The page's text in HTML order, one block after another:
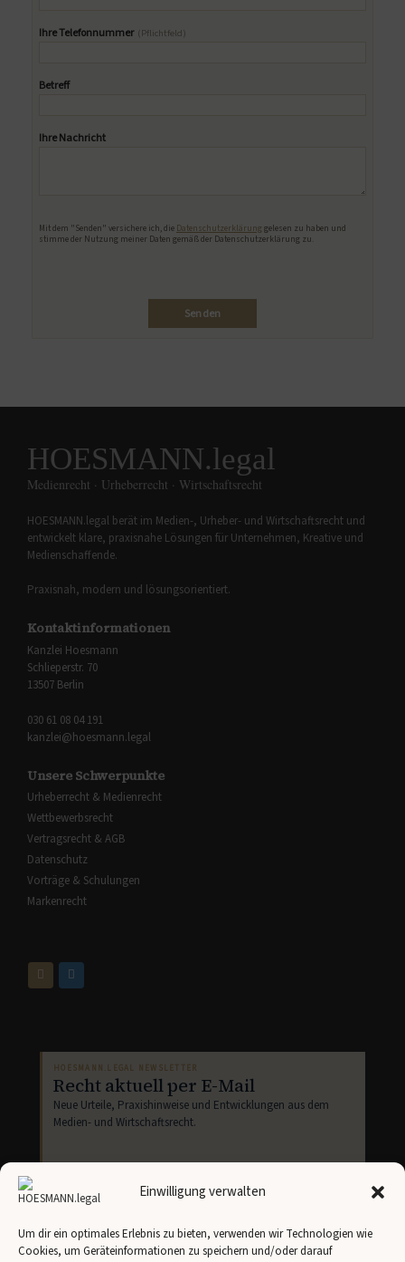
Einwilligung verwalten
Um dir ein optimales Erlebnis zu bieten, verwenden wir Technologien wie
Cookies, um Geräteinformationen zu speichern und/oder darauf
Ihre Telefonnummer (Pflichtfeld)
Betreff
Ihre Nachricht
Mit dem "Senden" versichere ich, die Datenschutzerklärung gelesen zu haben und
stimme der Nutzung meiner Daten gemäß der Datenschutzerklärung zu.
HOESMANN.legal
Medienrecht · Urheberrecht · Wirtschaftsrecht
HOESMANN.legal berät im Medien-, Urheber- und Wirtschaftsrecht und
entwickelt klare, praxisnahe Lösungen für Unternehmen, Kreative und
Medienschaffende.
Praxisnah, modern und lösungsorientiert.
Kontaktinformationen
Kanzlei Hoesmann
Schlieperstr. 70
13507 Berlin
030 61 08 04 191
kanzlei@hoesmann.legal
Unsere Schwerpunkte
Urheberrecht & Medienrecht
Wettbewerbsrecht
Vertragsrecht & AGB
Datenschutz
Vorträge & Schulungen
Markenrecht
HOESMANN.LEGAL NEWSLETTER
Recht aktuell per E-Mail
Neue Urteile, Praxishinweise und Entwicklungen aus dem
Medien- und Wirtschaftsrecht.
Newsletter abonnieren